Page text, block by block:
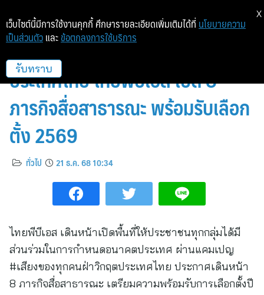
เสียงของทุกคนฝ่าวิกฤต
ประเทศไทย ไทยพีบีเอส เปิด 8
ภารกิจสื่อสาธารณะ พร้อมรับเลือก
ตั้ง 2569
ทั่วไป 21 ธ.ค. 68 10:34
ไทยพีบีเอส เดินหน้าเปิดพื้นที่ให้ประชาชนทุกกลุ่มได้มี
ส่วนร่วมในการกำหนดอนาคตประเทศ ผ่านแคมเปญ
#เสียงของทุกคนฝ่าวิกฤตประเทศไทย ประกาศเดินหน้า
8 ภารกิจสื่อสาธารณะ เตรียมความพร้อมรับการเลือกตั้งปี
เว็บไซต์นี้มีการใช้งานคุกกี้ ศึกษารายละเอียดเพิ่มเติมได้ที่ นโยบายความ
เป็นส่วนตัว และ ข้อตกลงการใช้บริการ
รับทราบ
X